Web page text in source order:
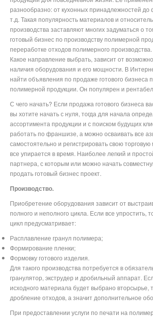
разнообразно: от кухонных принадлежностей
т.д. Такая популярность материалов и
производства заставляют многих задуматься о
готовый бизнес по производству полимерной
переработке отходов полимерного производства.
Какое направление выбрать, зависит от
наличия оборудования и его мощности. В
найти объявления по продаже готового бизнеса
полимерной продукции. Он популярен и
С чего начать? Если продажа готового бизнеса
вы хотите начать с нуля, тогда для начала
ассортимента продукции и с поиском будущих
работать по франшизе, а можно осваивать все
самостоятельно и регистрировать свою торговую
все упирается в время. Наиболее легкий и
партнера, с которым или можно начать
продать готовый бизнес проект.
Производство.
Приобретение оборудования зависит от
полного и неполного цикла. Если все упростить,
цикл предусматривает:
Расплавление гранул полимера;
Формирование пленки;
Формовку готового изделия.
Для такого производства потребуется в
гранулятор, экструдер и дробильный аппарат.
исходного материала будет выбрано вторсырье,
дробление отходов, а значит дополнительное
При предоставлении услуги по печати на